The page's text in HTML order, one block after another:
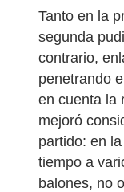
Tanto en la
segunda
contrario,
penetrando
en cuenta la
mejoró
partido: en
tiempo a
balones, no